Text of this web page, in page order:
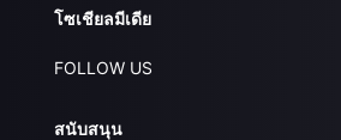
โซเชียลมีเดีย
FOLLOW US
สนับสนุน